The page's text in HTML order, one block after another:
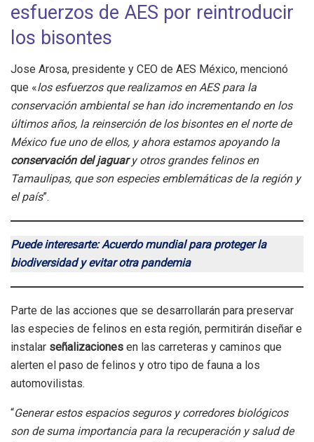
esfuerzos de AES por reintroducir
los bisontes
Jose Arosa, presidente y CEO de AES México, mencionó
que «los esfuerzos que realizamos en AES para la
conservación ambiental se han ido incrementando en los
últimos años, la reinserción de los bisontes en el norte de
México fue uno de ellos, y ahora estamos apoyando la
conservación del jaguary otros grandes felinos en
Tamaulipas, que son especies emblemáticas de la región y
el país”.
Puede interesarte: Acuerdo mundial para proteger la
biodiversidad y evitar otra pandemia
Parte de las acciones que se desarrollarán para preservar
las especies de felinos en esta región, permitirán diseñar e
instalar señalizaciones en las carreteras y caminos que
alerten el paso de felinos y otro tipo de fauna a los
automovilistas.
“Generar estos espacios seguros y corredores biológicos
son de suma importancia para la recuperación y salud de